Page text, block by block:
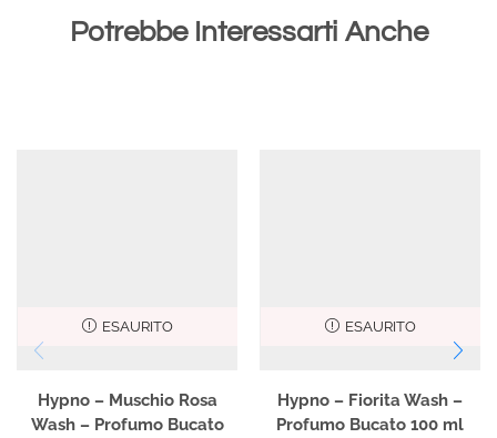
Potrebbe Interessarti Anche
ESAURITO
Hypno – Muschio Rosa
Wash – Profumo Bucato
ESAURITO
Hypno – Fiorita Wash –
Profumo Bucato 100 ml